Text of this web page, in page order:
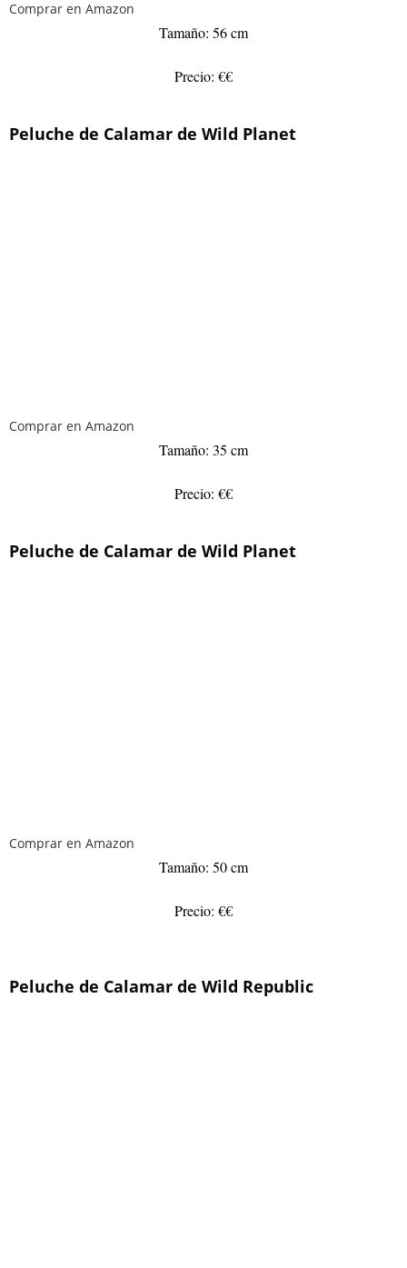
Comprar en Amazon
Tamaño: 56 cm
Precio: €€
Peluche de Calamar de Wild Planet
Comprar en Amazon
Tamaño: 35 cm
Precio: €€
Peluche de Calamar de Wild Planet
Comprar en Amazon
Tamaño: 50 cm
Precio: €€
Peluche de Calamar de Wild Republic